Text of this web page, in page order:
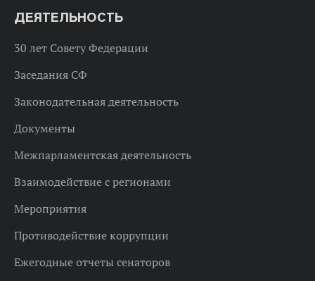
ДЕЯТЕЛЬНОСТЬ
30 лет Совету Федерации
Заседания СФ
Законодательная деятельность
Документы
Межпарламентская деятельность
Взаимодействие с регионами
Мероприятия
Противодействие коррупции
Ежегодные отчеты сенаторов